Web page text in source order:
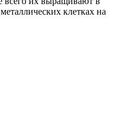
клетках на